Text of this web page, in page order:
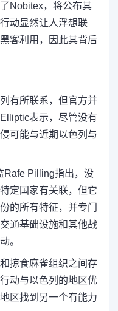
Nobitex，将公布其
动显然让人浮想联
客利用，因此其背后
有所联系，但官方并
表示，尽管没有
可能与近期以色列与
Rafe Pilling指出，没
定国家有关联，但它
的所有特征，并专门
通基础设施和其他战
。
掠食麻雀组织之间存
动与以色列的地区优
区找到另一个有能力